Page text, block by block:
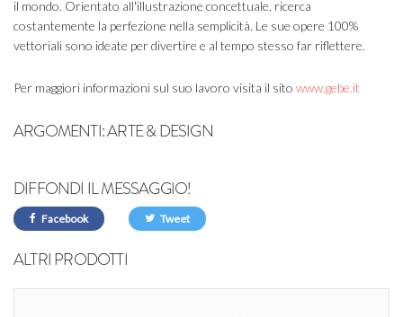
il mondo. Orientato all'illustrazione concettuale, ricerca
costantemente la perfezione nella semplicità. Le sue opere 100%
vettoriali sono ideate per divertire e al tempo stesso far riflettere.
Per maggiori informazioni sul suo lavoro visita il sito www.gebe.it
ARGOMENTI:ARTE & DESIGN
DIFFONDI IL MESSAGGIO!
Facebook Tweet
ALTRI PRODOTTI